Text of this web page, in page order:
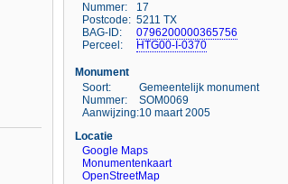
Nummer:
17
Postcode: 5211 TX
BAG-ID:
0796200000365756
Perceel:
HTG00-I-0370
Monument
Soort:
Gemeentelijk monument
Nummer:
SOM0069
Aanwijzing:10 maart 2005
Locatie
Google Maps
Monumentenkaart
OpenStreetMap